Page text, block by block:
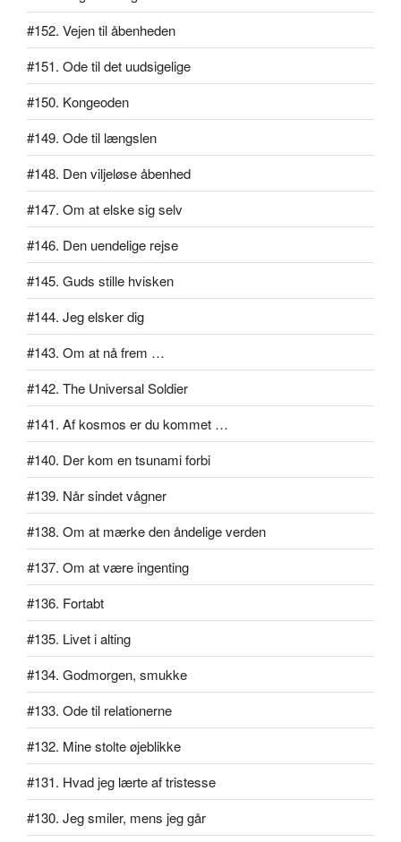
#152. Vejen til åbenheden
#151. Ode til det uudsigelige
#150. Kongeoden
#149. Ode til længslen
#148. Den viljeløse åbenhed
#147. Om at elske sig selv
#146. Den uendelige rejse
#145. Guds stille hvisken
#144. Jeg elsker dig
#143. Om at nå frem …
#142. The Universal Soldier
#141. Af kosmos er du kommet …
#140. Der kom en tsunami forbi
#139. Når sindet vågner
#138. Om at mærke den åndelige verden
#137. Om at være ingenting
#136. Fortabt
#135. Livet i alting
#134. Godmorgen, smukke
#133. Ode til relationerne
#132. Mine stolte øjeblikke
#131. Hvad jeg lærte af tristesse
#130. Jeg smiler, mens jeg går